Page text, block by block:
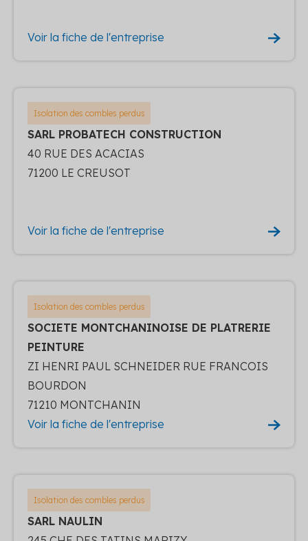
Voir la fiche de l'entreprise
Isolation des combles perdus
SARL PROBATECH CONSTRUCTION
40 RUE DES ACACIAS
71200 LE CREUSOT
Voir la fiche de l'entreprise
Isolation des combles perdus
SOCIETE MONTCHANINOISE DE PLATRERIE
PEINTURE
ZI HENRI PAUL SCHNEIDER RUE FRANCOIS
BOURDON
71210 MONTCHANIN
Voir la fiche de l'entreprise
Isolation des combles perdus
SARL NAULIN